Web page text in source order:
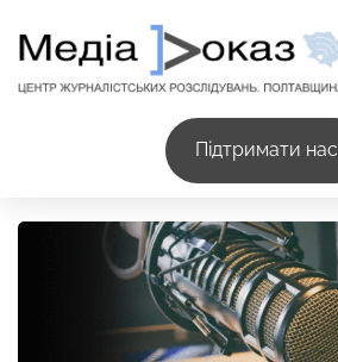
Підтримати нас